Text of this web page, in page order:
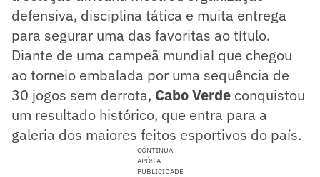
defensiva, disciplina tática e muita entrega
para segurar uma das favoritas ao título.
Diante de uma campeã mundial que chegou
ao torneio embalada por uma sequência de
30 jogos sem derrota, Cabo Verde conquistou
um resultado histórico, que entra para a
galeria dos maiores feitos esportivos do país.
CONTINUA
APÓS A
PUBLICIDADE